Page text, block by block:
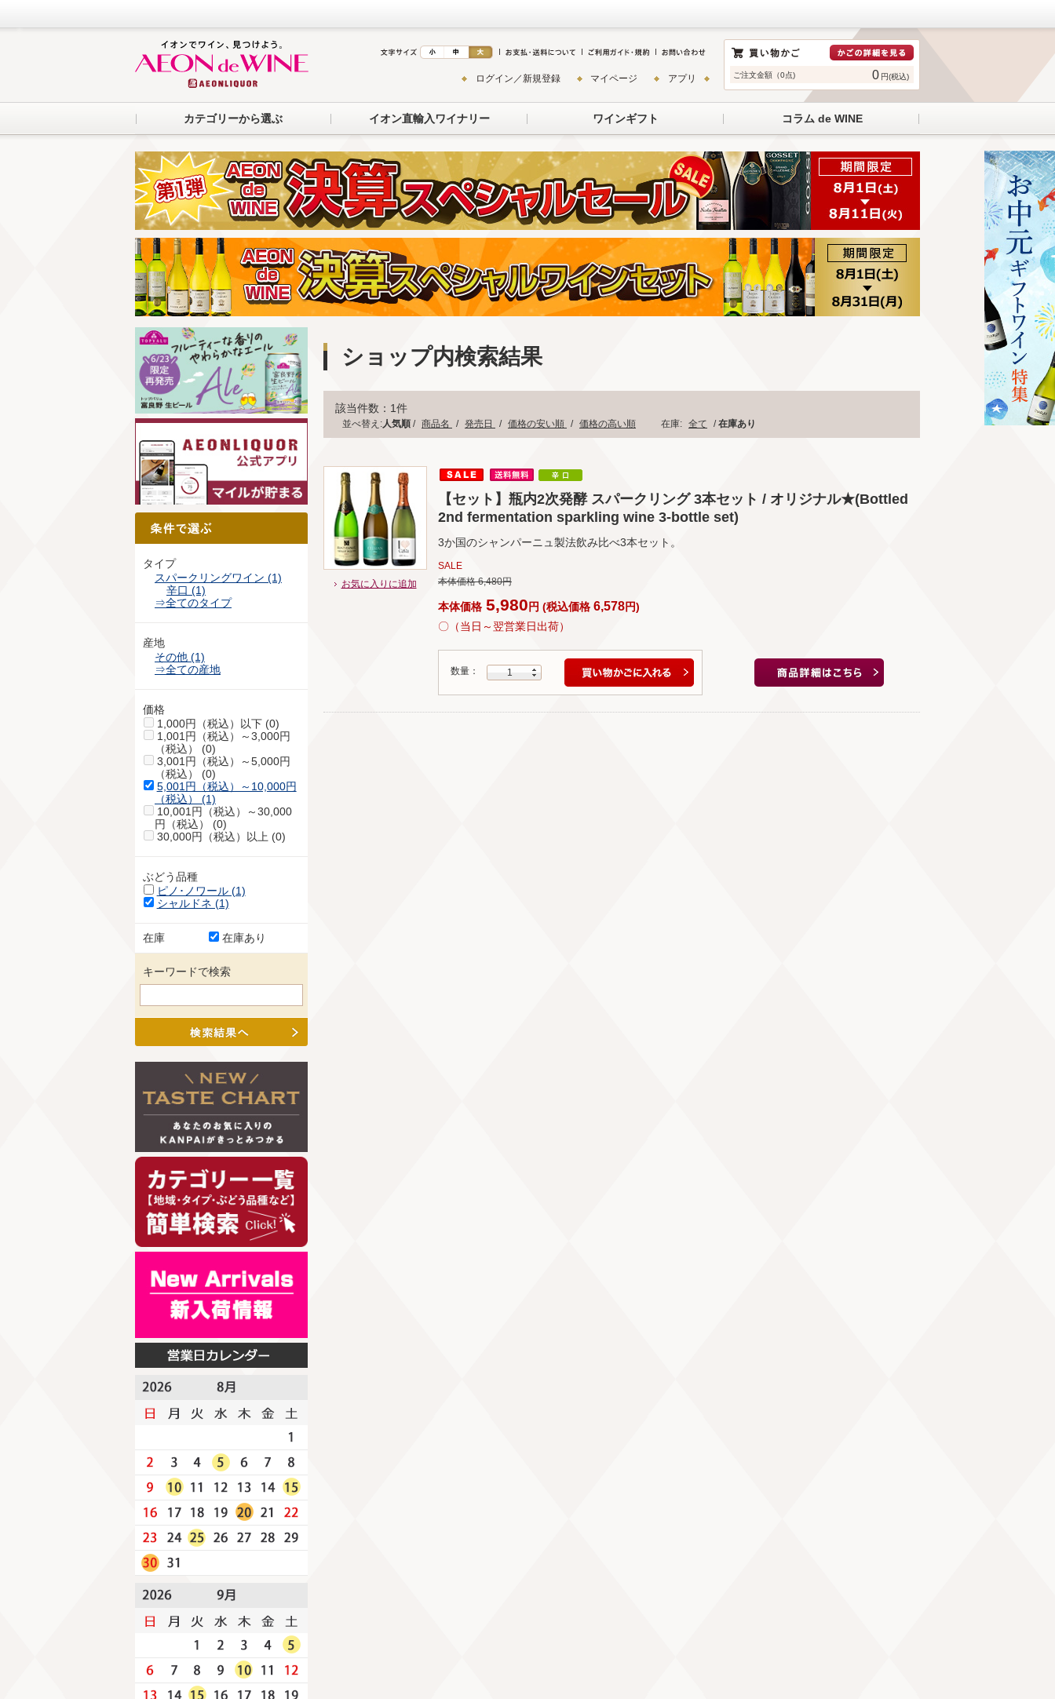
ご注文金額（0点) 0 円(税込)
ログイン／新規登録 マイページ アプリ
カテゴリーから選ぶ イオン直輸入ワイナリー ワインギフト コラム de WINE
ショップ内検索結果
該当件数：1件
並べ替え:人気順 / 商品名 / 発売日 / 価格の安い順 / 価格の高い順 在庫: 全て /在庫あり
お気に入りに追加
【セット】瓶内2次発酵 スパークリング 3本セット / オリジナル★(Bottled
2nd fermentation sparkling wine 3-bottle set)
3か国のシャンパーニュ製法飲み比べ3本セット。
SALE
本体価格 6,480円
本体価格 5,980 円 (税込価格 6,578円)
〇（当日～翌営業日出荷）
数量： 1
タイプ
スパークリングワイン (1)
辛口 (1)
⇒全てのタイプ
産地
その他 (1)
⇒全ての産地
価格
1,000円（税込）以下 (0)
1,001円（税込）～3,000円
（税込） (0)
3,001円（税込）～5,000円
（税込） (0)
5,001円（税込）～10,000円
（税込） (1)
10,001円（税込）～30,000
円（税込） (0)
30,000円（税込）以上 (0)
ぶどう品種
ピノ･ノワール (1)
シャルドネ (1)
在庫 在庫あり
キーワードで検索